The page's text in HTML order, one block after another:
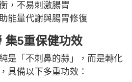
，不易刺激腸胃
能量代謝與腸胃修復
集5重保健功效
是「不刺鼻的蒜」，而是轉化
具備以下多重功效：